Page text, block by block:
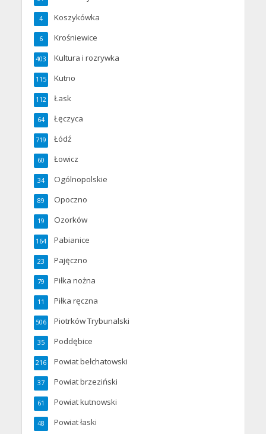
Koszykówka
4
Krośniewice
6
Kultura i rozrywka
403
Kutno
115
Łask
112
Łęczyca
64
Łódź
719
Łowicz
60
Ogólnopolskie
34
Opoczno
89
Ozorków
19
Pabianice
164
Pajęczno
23
Piłka nożna
79
Piłka ręczna
11
Piotrków Trybunalski
506
Poddębice
35
Powiat bełchatowski
216
Powiat brzeziński
37
Powiat kutnowski
61
Powiat łaski
48